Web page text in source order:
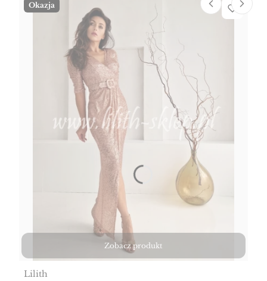
Okazja
Zobacz produkt
Producent
Lilith